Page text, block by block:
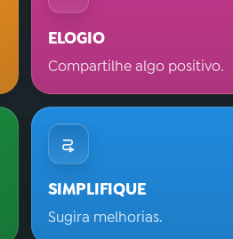
ELOGIO
Compartilhe algo positivo.
SIMPLIFIQUE
Sugira melhorias.